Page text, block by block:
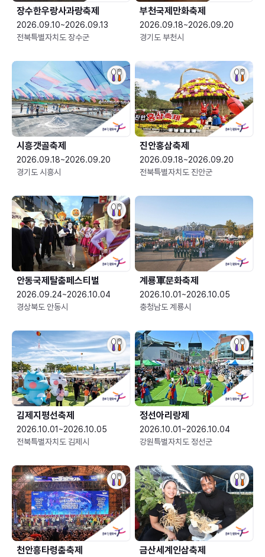
장수한우랑사과랑축제
2026.09.10~2026.09.13
전북특별자치도 장수군
부천국제만화축제
2026.09.18~2026.09.20
경기도 부천시
시흥갯골축제
2026.09.18~2026.09.20
경기도 시흥시
진안홍삼축제
2026.09.18~2026.09.20
전북특별자치도 진안군
안동국제탈춤페스티벌
2026.09.24~2026.10.04
경상북도 안동시
2026.10.01~2026.10.05
충청남도 계룡시
김제지평선축제
2026.10.01~2026.10.05
전북특별자치도 김제시
정선아리랑제
2026.10.01~2026.10.04
강원특별자치도 정선군
천안흥타령춤축제 금산세계인삼축제